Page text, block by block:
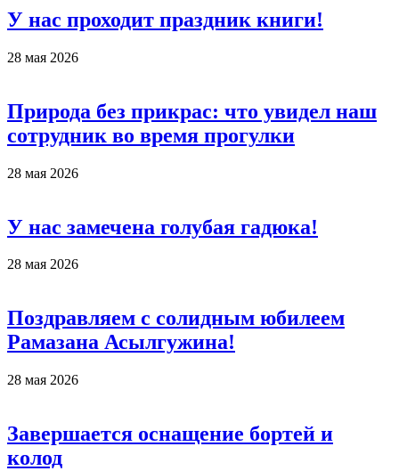
У нас проходит праздник книги!
28 мая 2026
Природа без прикрас: что увидел наш
сотрудник во время прогулки
28 мая 2026
У нас замечена голубая гадюка!
28 мая 2026
Поздравляем с солидным юбилеем
Рамазана Асылгужина!
28 мая 2026
Завершается оснащение бортей и
колод